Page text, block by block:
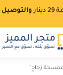
والتوصيل
زجاج”